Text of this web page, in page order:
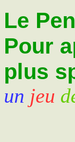
Le
Pour
plus
un jeu